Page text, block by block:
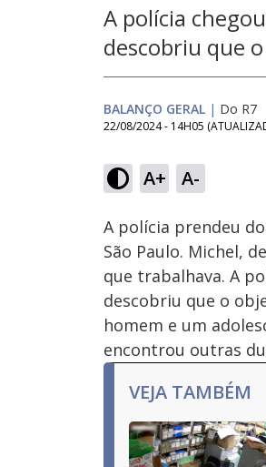
A polícia
descobriu que
BALANÇO GERAL | Do R7
22/08/2024 - 14H05
A+ A-
Ativar
Som
A polícia prendeu
São Paulo. Michel,
que trabalhava. A
descobriu que o
homem e um
encontrou outras
VEJA TAMBÉM